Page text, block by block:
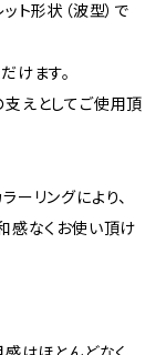
ト形状（波型）で
けます。
えとしてご使用頂
リングにより、
感なくお使い頂け